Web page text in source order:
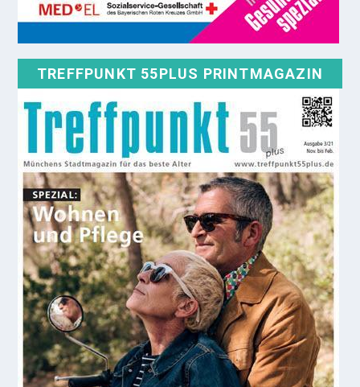
TREFFPUNKT 55PLUS PRINTMAGAZIN